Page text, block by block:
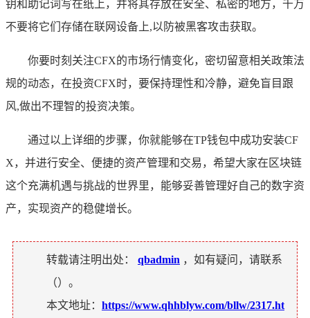
钥和助记词写在纸上，并将其存放在安全、私密的地方，千万
不要将它们存储在联网设备上,以防被黑客攻击获取。
你要时刻关注CFX的市场行情变化，密切留意相关政策法
规的动态，在投资CFX时，要保持理性和冷静，避免盲目跟
风,做出不理智的投资决策。
通过以上详细的步骤，你就能够在TP钱包中成功安装CF
X，并进行安全、便捷的资产管理和交易，希望大家在区块链
这个充满机遇与挑战的世界里，能够妥善管理好自己的数字资
产，实现资产的稳健增长。
转载请注明出处： qbadmin ，如有疑问，请联系
（）。
本文地址： https://www.qhhblyw.com/bllw/2317.ht